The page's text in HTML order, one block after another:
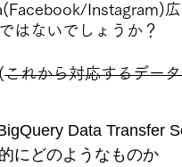
Instagram)
はないでしょうか？
これから対応するデー
Data Transfer
にどのようなものか